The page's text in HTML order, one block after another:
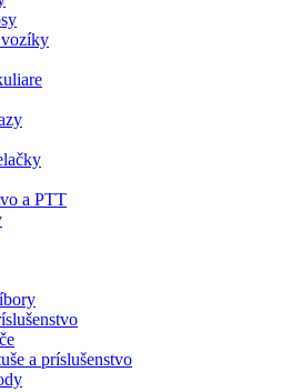
vozíky
a PTT
a príslušenstvo